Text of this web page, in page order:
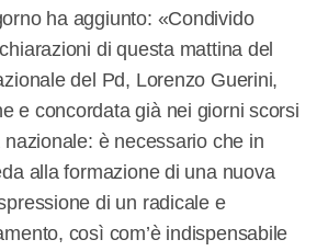
ha aggiunto: «Condivido
di questa mattina del
del Pd, Lorenzo Guerini,
e concordata già nei giorni scorsi
è necessario che in
alla formazione di una nuova
di un radicale e
così com’è indispensabile